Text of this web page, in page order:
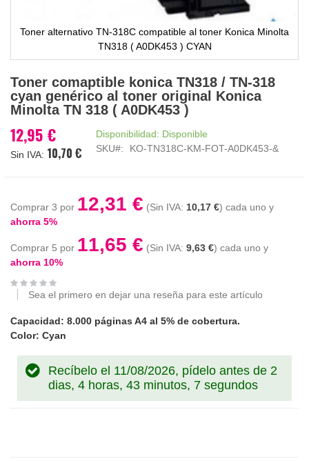
Toner alternativo TN-318C compatible al toner Konica Minolta
TN318 ( A0DK453 ) CYAN
al
comienzo
de
galería
de
Toner comaptible konica TN318 / TN-318
cyan genérico al toner original Konica
Minolta TN 318 ( A0DK453 )
12,95 €
10,70 €
Disponibilidad: Disponible
SKU
KO-TN318C-KM-FOT-A0DK453-&
Comprar 3 por 12,31 € 10,17 € cada uno y
ahorra 5%
Comprar 5 por 11,65 € 9,63 € cada uno y
ahorra 10%
Sea el primero en dejar una reseña para este artículo
Capacidad: 8.000 páginas A4 al 5% de cobertura.
Color: Cyan
Recíbelo el 11/08/2026, pídelo antes de 2
dias, 4 horas, 43 minutos, 7 segundos